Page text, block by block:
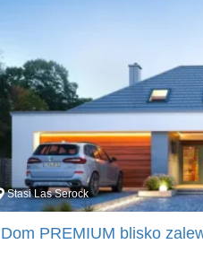
Stasi Las Serock
Dom PREMIUM blisko